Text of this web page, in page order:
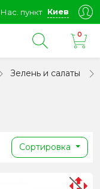
Нас. пункт Киев
0
Зелень и салаты
Сортировка